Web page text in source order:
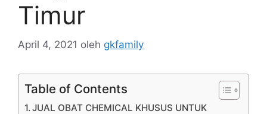
Timur
April 4, 2021 oleh gkfamily
Table of Contents
JUAL OBAT CHEMICAL KHUSUS UNTUK